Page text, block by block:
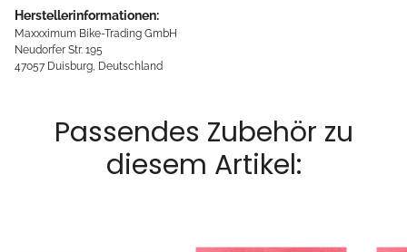
Herstellerinformationen:
Maxxximum Bike-Trading GmbH
Neudorfer Str. 195
47057 Duisburg, Deutschland
Passendes Zubehör zu
diesem Artikel: